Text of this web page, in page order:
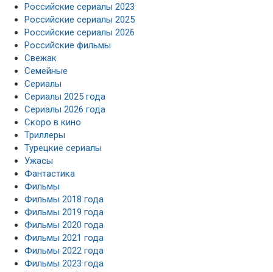
Российские сериалы 2023
Российские сериалы 2025
Российские сериалы 2026
Российские фильмы
Свежак
Семейные
Сериалы
Сериалы 2025 года
Сериалы 2026 года
Скоро в кино
Триллеры
Турецкие сериалы
Ужасы
Фантастика
Фильмы
Фильмы 2018 года
Фильмы 2019 года
Фильмы 2020 года
Фильмы 2021 года
Фильмы 2022 года
Фильмы 2023 года